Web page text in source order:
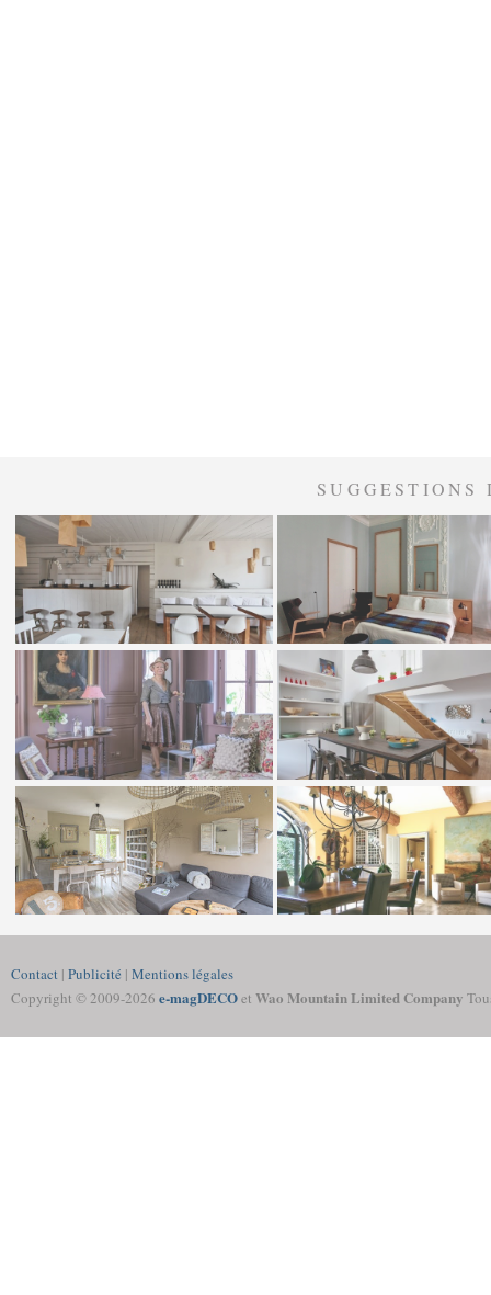
Contact | Publicité | Mentions légales
Copyright © 2009-2026 e-magDECOet Wao Mountain Limited Company